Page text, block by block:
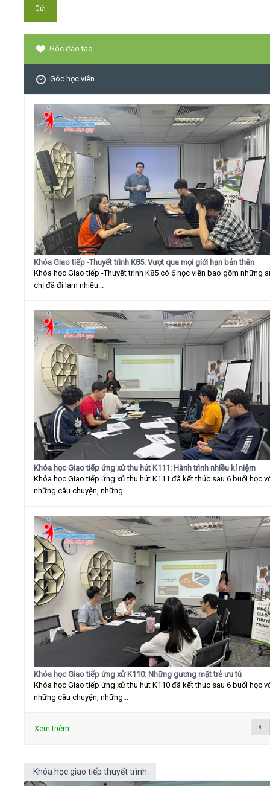
Góc đào tạo
Góc học viên
Khóa Giao tiếp -Thuyết trình K85: Vượt qua mọi giới hạn bản thân
Khóa học Giao tiếp -Thuyết trình K85 có 6 học viên bao gồm những
chị đã đi làm nhiều...
Khóa học Giao tiếp ứng xử thu hút K111: Hành trình nhiều kỉ niệm
Khóa học Giao tiếp ứng xử thu hút K111 đã kết thúc sau 6 buổi học
những câu chuyện, những...
Khóa học Giao tiếp ứng xử K110: Những gương mặt trẻ ưu tú
Khóa học Giao tiếp ứng xử thu hút K110 đã kết thúc sau 6 buổi học
những câu chuyện, những...
Xem thêm
Khóa học giao tiếp thuyết trình